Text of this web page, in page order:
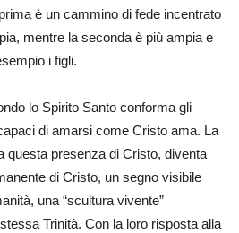
è un cammino di fede incentrato
mentre la seconda è più ampia e
i figli.
lo Spirito Santo conforma gli
di amarsi come Cristo ama. La
questa presenza di Cristo, diventa
di Cristo, un segno visibile
una “scultura vivente”
Trinità. Con la loro risposta alla